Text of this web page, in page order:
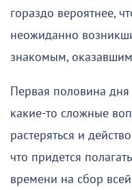
гораздо вероятнее,
неожиданно
знакомым,
Первая половина
какие-то сложные
растеряться и
что придется
времени на сбор